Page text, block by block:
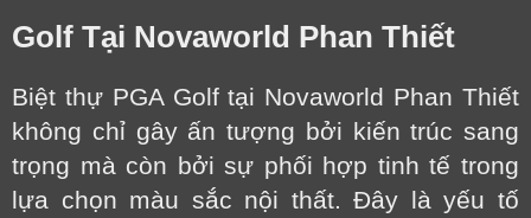
Golf Tại Novaworld Phan Thiết
Biệt thự PGA Golf tại Novaworld Phan Thiết
không chỉ gây ấn tượng bởi kiến trúc sang
trọng mà còn bởi sự phối hợp tinh tế trong
lựa chọn màu sắc nội thất. Đây là yếu tố